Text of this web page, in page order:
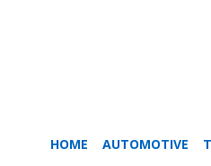
HOME AUTOMOTIVE